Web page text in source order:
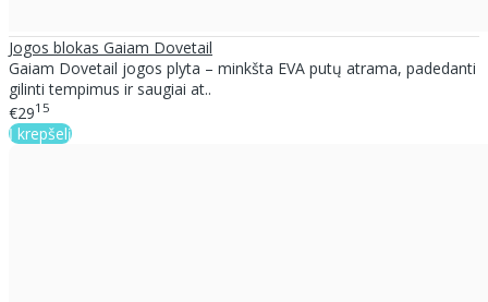
Jogos blokas Gaiam Dovetail
Gaiam Dovetail jogos plyta – minkšta EVA putų atrama, padedanti
gilinti tempimus ir saugiai at..
€2915
Į krepšelį